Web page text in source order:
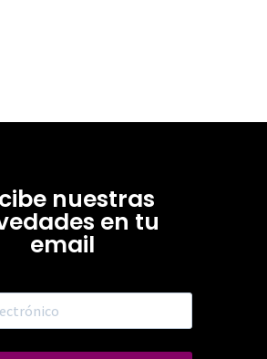
nuestras
en tu
email